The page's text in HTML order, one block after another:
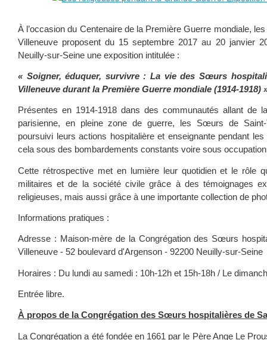
À l’occasion du Centenaire de la Première Guerre mondiale,
Villeneuve proposent du 15 septembre 2017 au 20 janvier
Neuilly-sur-Seine une exposition intitulée :
« Soigner, éduquer, survivre : La vie des Sœurs
Villeneuve durant la Première Guerre mondiale (1914-1918)
Présentes en 1914-1918 dans des communautés allant de
parisienne, en pleine zone de guerre, les Sœurs de
poursuivi leurs actions hospitalière et enseignante pendant
cela sous des bombardements constants voire sous
Cette rétrospective met en lumière leur quotidien et le rôle
militaires et de la société civile grâce à des témoignages
religieuses, mais aussi grâce à une importante collection de
Informations pratiques :
Adresse : Maison-mère de la Congrégation des Sœurs
Villeneuve - 52 boulevard d'Argenson - 92200 Neuilly-sur-Seine
Horaires : Du lundi au samedi : 10h-12h et 15h-18h / Le
Entrée libre.
À propos de la Congrégation des Sœurs hospitalières de
La Congrégation a été fondée en 1661 par le Père Ange Le